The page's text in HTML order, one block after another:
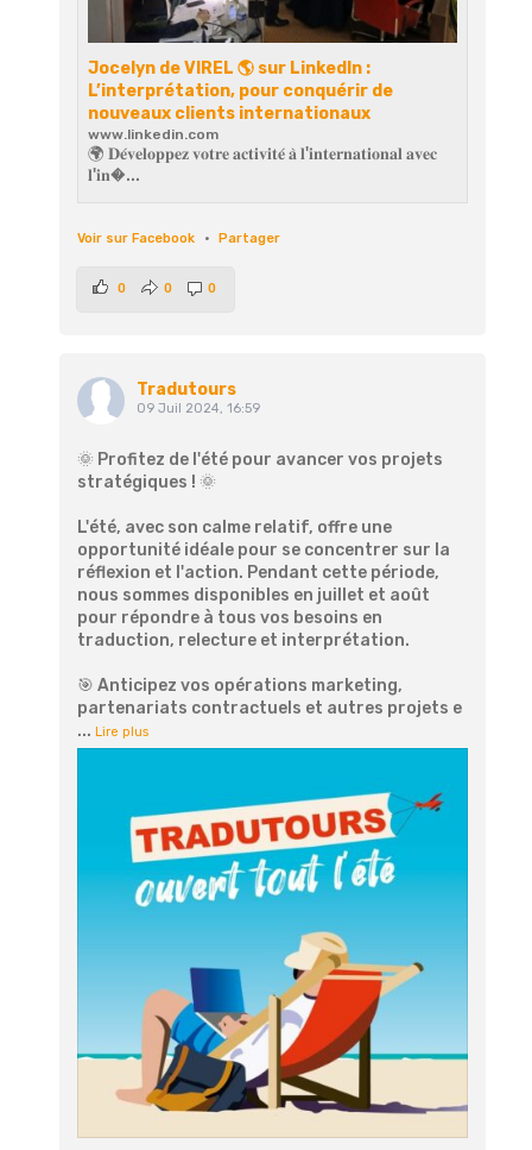
Jocelyn de VIREL 🌎 sur LinkedIn :
L’interprétation, pour conquérir de
nouveaux clients internationaux
www.linkedin.com
🌍 𝐃𝐞́𝐯𝐞𝐥𝐨𝐩𝐩𝐞𝐳 𝐯𝐨𝐭𝐫𝐞 𝐚𝐜𝐭𝐢𝐯𝐢𝐭𝐞́ 𝐚̀ 𝐥'𝐢𝐧𝐭𝐞𝐫𝐧𝐚𝐭𝐢𝐨𝐧𝐚𝐥 𝐚𝐯𝐞𝐜
𝐥'𝐢𝐧�...
Voir sur Facebook · Partager
0 0 0
Tradutours
09 Juil 2024, 16:59
🌞 Profitez de l'été pour avancer vos projets
stratégiques ! 🌞
L'été, avec son calme relatif, offre une
opportunité idéale pour se concentrer sur la
réflexion et l'action. Pendant cette période,
nous sommes disponibles en juillet et août
pour répondre à tous vos besoins en
traduction, relecture et interprétation.
🎯 Anticipez vos opérations marketing,
partenariats contractuels et autres projets e
...Lire plus